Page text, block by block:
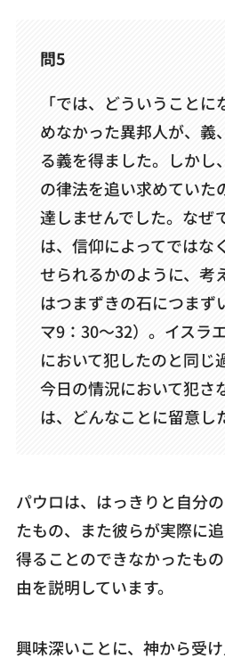
問5
「では、どういうこと
めなかった異邦人が、義
る義を得ました。しかし
の律法を追い求めていた
達しませんでした。なぜ
は、信仰によってではな
せられるかのように、考
はつまずきの石につまず
マ9：30～32）。イスラ
において犯したのと同じ
今日の情況において犯さ
は、どんなことに留意し
パウロは、はっきりと自分
たもの、また彼らが実際に
得ることのできなかったも
由を説明しています。
興味深いことに、神から受